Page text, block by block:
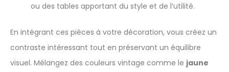
ou des tables apportant du style et de l’utilité.
En intégrant ces pièces à votre décoration, vous créez un
contraste intéressant tout en préservant un équilibre
visuel. Mélangez des couleurs vintage comme le jaune